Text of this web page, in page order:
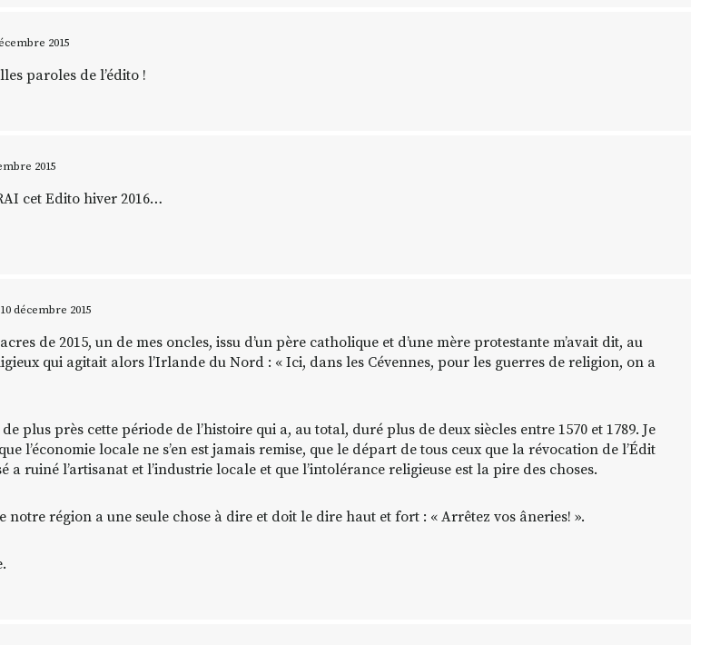
2015
paroles de l’édito !
2015
cet Edito hiver 2016…
décembre 2015
de 2015, un de mes oncles, issu d’un père catholique et d’une mère protestante m’avait dit, au
qui agitait alors l’Irlande du Nord : « Ici, dans les Cévennes, pour les guerres de religion, on a
de plus près cette période de l’histoire qui a, au total, duré plus de deux siècles entre 1570 et 1789. Je
l’économie locale ne s’en est jamais remise, que le départ de tous ceux que la révocation de l’Édit
a ruiné l’artisanat et l’industrie locale et que l’intolérance religieuse est la pire des choses.
notre région a une seule chose à dire et doit le dire haut et fort : « Arrêtez vos âneries! ».